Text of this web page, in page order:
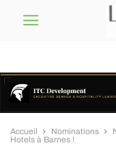
Accueil Nominations
Hotels à Barnes !